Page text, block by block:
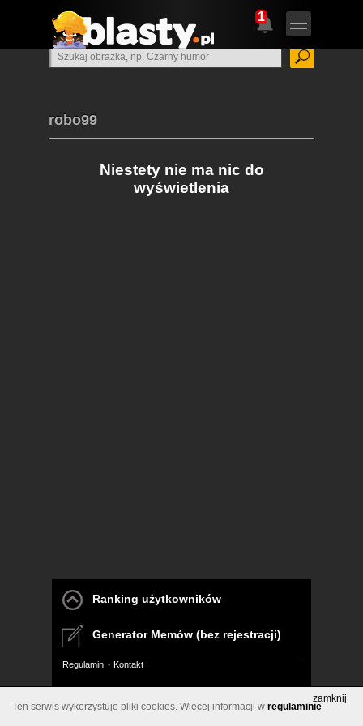
1
robo99
Niestety nie ma nic do
wyświetlenia
Ranking użytkowników
Generator Memów (bez rejestracji)
Regulamin Kontakt
zamknij
Ten serwis wykorzystuje pliki cookies. Wiecej informacji w regulaminie